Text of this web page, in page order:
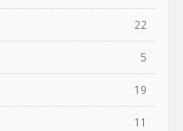
22
5
19
11